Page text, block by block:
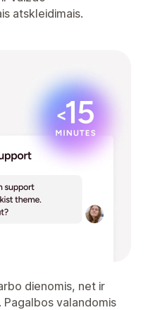
atskleidimais.
dienomis, net ir
valandomis